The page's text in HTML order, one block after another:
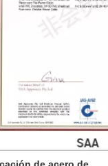
de acero de